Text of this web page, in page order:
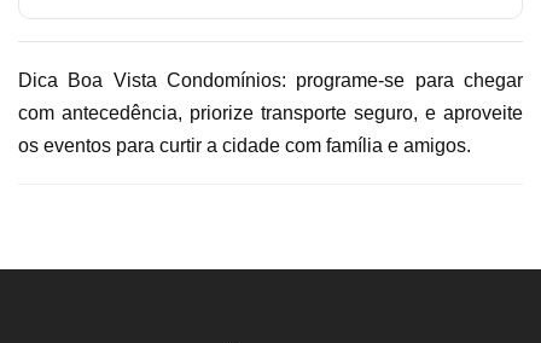
Dica Boa Vista Condomínios: programe-se para chegar
com antecedência, priorize transporte seguro, e aproveite
os eventos para curtir a cidade com família e amigos.